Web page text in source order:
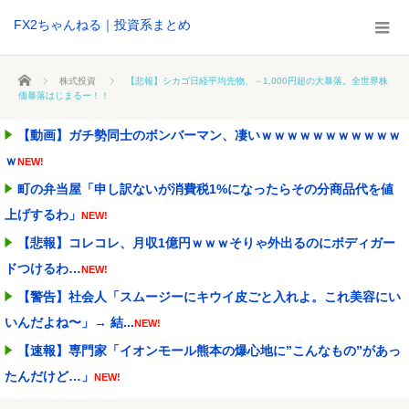
FX2ちゃんねる｜投資系まとめ
ホーム 株式投資
【悲報】シカゴ日経平均先物、－1,000円超の大暴落。全世界株
価暴落はじまるー！！
【動画】ガチ勢同士のボンバーマン、凄いｗｗｗｗｗｗｗｗｗｗｗ
ｗNEW!
町の弁当屋「申し訳ないが消費税1%になったらその分商品代を値
上げするわ」 NEW!
【悲報】コレコレ、月収1億円ｗｗｗそりゃ外出るのにボディガー
ドつけるわ…NEW!
【警告】社会人「スムージーにキウイ皮ごと入れよ。これ美容にい
いんだよね〜」→ 結...NEW!
【速報】専門家「イオンモール熊本の爆心地に”こんなもの”があっ
たんだけど…」 NEW!